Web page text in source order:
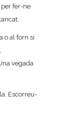
per fer-ne
o al forn si
vegada
Escorreu-